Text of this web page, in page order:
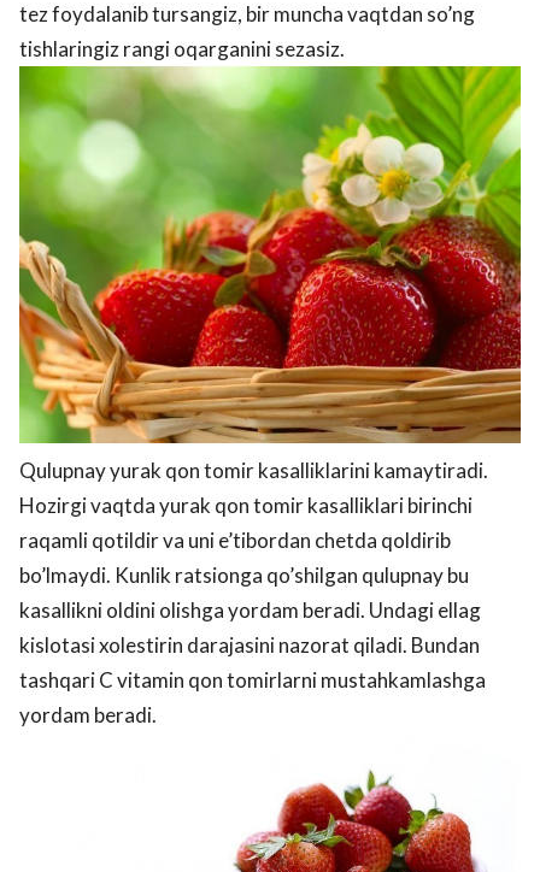
tez foydalanib tursangiz, bir muncha vaqtdan so’ng
tishlaringiz rangi oqarganini sezasiz.
Qulupnay yurak qon tomir kasalliklarini kamaytiradi.
Hozirgi vaqtda yurak qon tomir kasalliklari birinchi
raqamli qotildir va uni e’tibordan chetda qoldirib
bo’lmaydi. Kunlik ratsionga qo’shilgan qulupnay bu
kasallikni oldini olishga yordam beradi. Undagi ellag
kislotasi xolestirin darajasini nazorat qiladi. Bundan
tashqari C vitamin qon tomirlarni mustahkamlashga
yordam beradi.